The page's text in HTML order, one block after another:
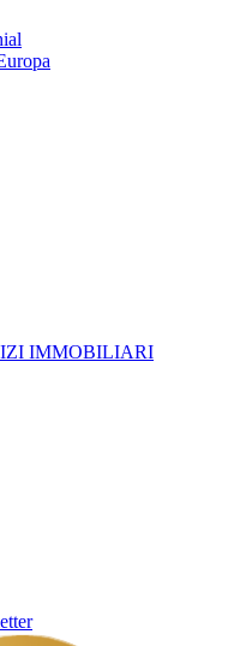
IMMOBILIARI